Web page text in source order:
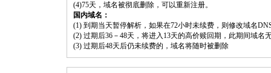
(4)75天，域名被彻底删除，可以重新注册。
国内域名：
(1) 到期当天暂停解析，如果在72小时未续费，则修改域名
(2) 过期后36－48天，将进入13天的高价赎回期，此期间域名
(3) 过期后48天后仍未续费的，域名将随时被删除